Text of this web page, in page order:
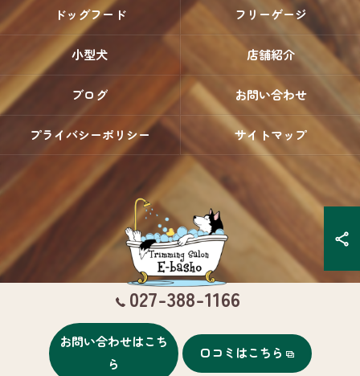
027-388-1166
お問い合わせはこち
ら
口コミはこちら
ドッグフード フリーゲージ
小型犬 店舗紹介
ブログ お問い合わせ
プライバシーポリシー サイトマップ
© 2026 群馬県高崎のトリミングならTrimming Salon E-basho ALL RIGHTS